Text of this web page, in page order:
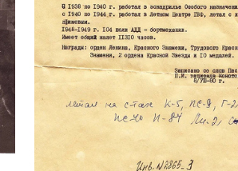
Занятия инженерно-